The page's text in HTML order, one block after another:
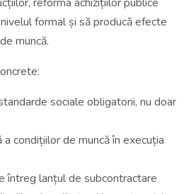
formal și să producă efecte
muncă.
sociale obligatorii, nu doar
condițiilor de muncă în execuția
întreg lanțul de subcontractare